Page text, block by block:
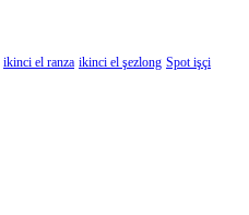
ikinci el ranza ikinci el şezlong Spot işçi